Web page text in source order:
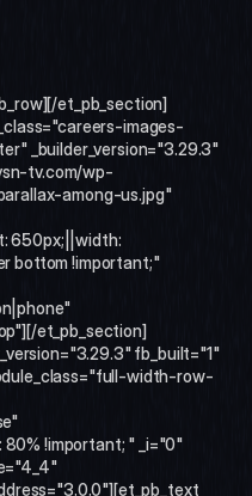
et_pb_section]
images-
_builder_version="3.29.3"
tv.com/wp-
among-us.jpg"
650px;||width:
bottom !important;"
et_pb_section]
fb_built="1"
width-row-
!important; " _i="0"